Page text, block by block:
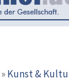
»Kunst &